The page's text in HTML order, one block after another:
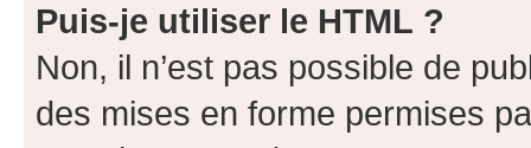
Puis-je utiliser le HTML ?
Non, il n’est pas possible de
des mises en forme permises